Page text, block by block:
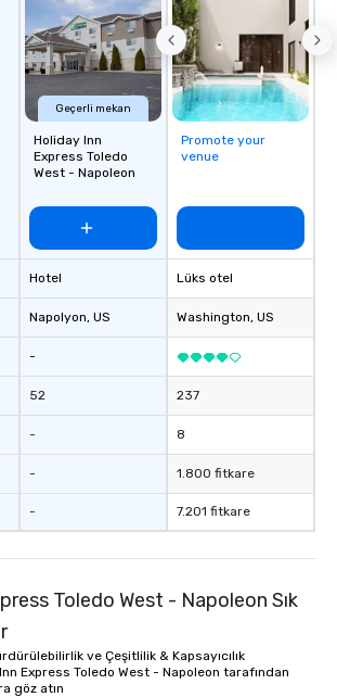
Geçerli mekan
Holiday Inn
Express Toledo
West - Napoleon
Hotel
Napolyon, US
-
52
-
-
-
Promote your
venue
Lüks otel
Washington, US
237
8
1.800 fitkare
7.201 fitkare
Toledo West - Napoleon Sık
ve Çeşitlilik & Kapsayıcılık
Express Toledo West - Napoleon tarafından
göz atın